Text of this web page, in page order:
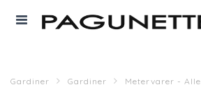
Gardiner Gardiner Metervarer - Alle